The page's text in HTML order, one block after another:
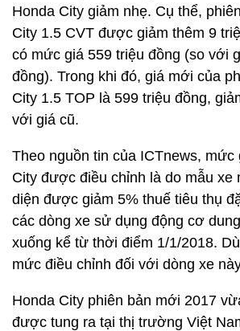
Honda City giảm nhẹ. Cụ thể,
City 1.5 CVT được giảm thêm 9
có mức giá 559 triệu đồng (so với
đồng). Trong khi đó, giá mới của
City 1.5 TOP là 599 triệu đồng,
với giá cũ.
Theo nguồn tin của ICTnews, mức
City được điều chỉnh là do mẫu xe
diện được giảm 5% thuế tiêu thụ
các dòng xe sử dụng động cơ
xuống kể từ thời điểm 1/1/2018.
mức điều chỉnh đối với dòng xe
Honda City phiên bản mới 2017
được tung ra tại thị trường Việt